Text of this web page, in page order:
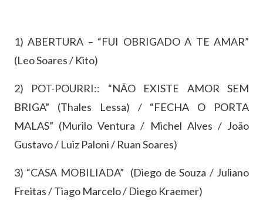
1) ABERTURA – “FUI OBRIGADO A TE AMAR”
(Leo Soares / Kito)
2) POT-POURRI:: “NÃO EXISTE AMOR SEM
BRIGA” (Thales Lessa) / “FECHA O PORTA
MALAS” (Murilo Ventura / Michel Alves / João
Gustavo / Luiz Paloni / Ruan Soares)
3) “CASA MOBILIADA” (Diego de Souza / Juliano
Freitas / Tiago Marcelo / Diego Kraemer)